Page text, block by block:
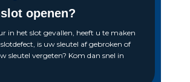
openen?
in het slot gevallen, heeft u te maken
is uw sleutel af gebroken of
sleutel vergeten? Kom dan snel in